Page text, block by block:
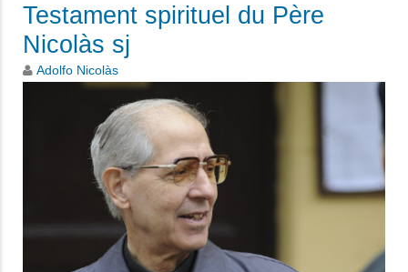
Testament spirituel du Père
Nicolàs sj
Adolfo Nicolàs